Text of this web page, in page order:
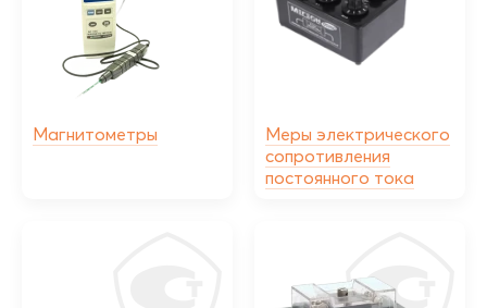
Магнитометры
Меры электрического
сопротивления
постоянного тока